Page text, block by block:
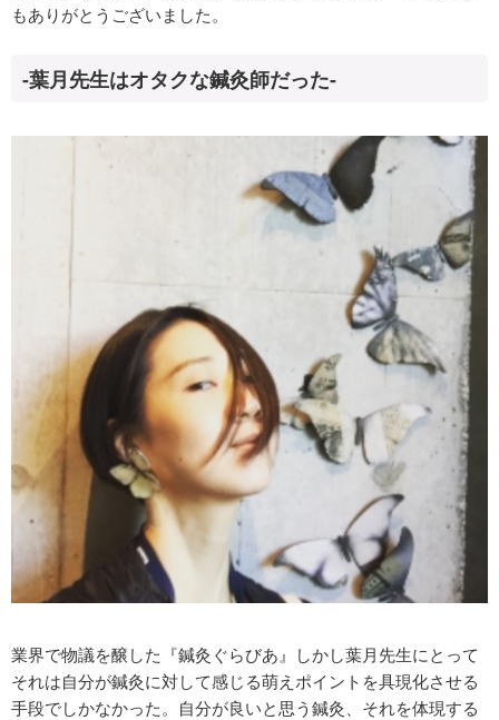
もありがとうございました。
-葉月先生はオタクな鍼灸師だった-
業界で物議を醸した『鍼灸ぐらびあ』しかし葉月先生にとって
それは自分が鍼灸に対して感じる萌えポイントを具現化させる
手段でしかなかった。自分が良いと思う鍼灸、それを体現する